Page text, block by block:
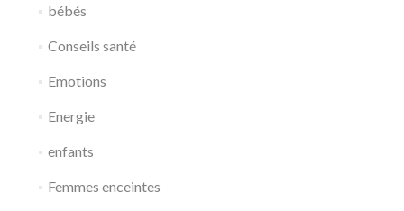
bébés
Conseils santé
Emotions
Energie
enfants
Femmes enceintes